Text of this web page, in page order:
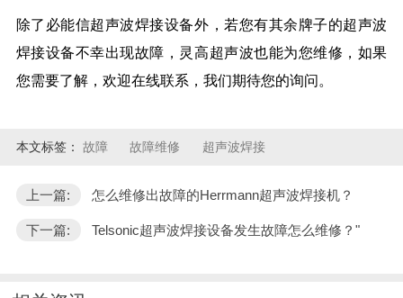
除了必能信超声波焊接设备外，若您有其余牌子的超声波
焊接设备不幸出现故障，灵高超声波也能为您维修，如果
您需要了解，欢迎在线联系，我们期待您的询问。
本文标签： 故障 故障维修 超声波焊接
上一篇: 怎么维修出故障的Herrmann超声波焊接机？
下一篇: Telsonic超声波焊接设备发生故障怎么维修？"